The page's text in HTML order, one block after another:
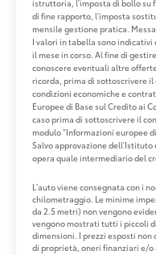
istruttoria, l'imposta di bollo su
di fine rapporto, l'imposta
mensile gestione pratica.
I valori in tabella sono indicativi
il mese in corso. Al fine di
conoscere eventuali altre
ricorda, prima di sottoscrivere
condizioni economiche e
Europee di Base sul Credito ai
caso prima di sottoscrivere il
modulo "Informazioni europee
Salvo approvazione dell'Istituto
opera quale intermediario del
L'auto viene consegnata con i
chilometraggio. Le minime
da 2.5 metri) non vengono
vengono mostrati tutti i piccoli
dimensioni. I prezzi esposti
di proprietà, oneri finanziari e/o